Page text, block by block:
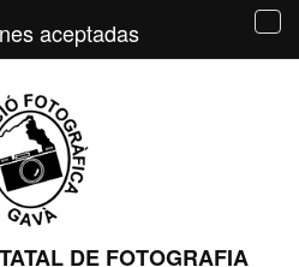
aceptadas
DE FOTOGRAFIA